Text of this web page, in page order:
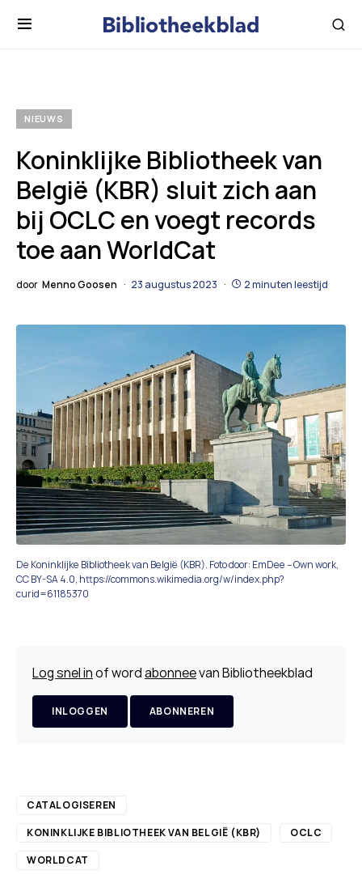
NIEUWS
Koninklijke Bibliotheek van
België (KBR) sluit zich aan
bij OCLC en voegt records
toe aan WorldCat
door Menno Goosen 23 augustus 2023 2 minuten leestijd
De Koninklijke Bibliotheek van België (KBR). Foto door: EmDee – Own work,
CC BY-SA 4.0, https://commons.wikimedia.org/w/index.php?
curid=61185370
Log snel inof wordabonneevan Bibliotheekblad
INLOGGEN ABONNEREN
CATALOGISEREN
KONINKLIJKE BIBLIOTHEEK VAN BELGIË (KBR)
OCLC
WORLDCAT